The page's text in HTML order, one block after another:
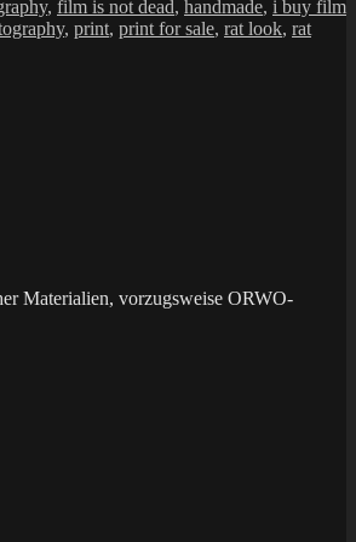
, film is not dead, handmade, i buy film
, print, print for sale, rat look, rat
Materialien, vorzugsweise ORWO-